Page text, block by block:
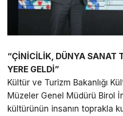
“ÇİNİCİLİK, DÜNYA SANAT
YERE GELDİ”
Kültür ve Turizm Bakanlığı
Müzeler Genel Müdürü Birol
kültürünün insanın toprakla